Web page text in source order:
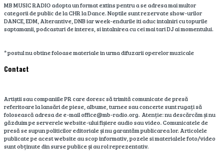
MB MUSIC RADIO adopta un format extins pentru a se adresa mai multor
categorii de public de la CHR la Dance. Noptile sunt rezervate show-urilor
DANCE, EDM, Alterantive, DNB iar week-endurile iti aduc intalniri cu topurile
saptamanii, podcasturi de interes, si intalnirea cu cei mai tari DJ ai momentului.
* postul nu obtine foloase materiale in urma difuzarii operelor muzicale
Contact
Artiștii sau companiile PR care doresc să trimită comunicate de presă
referitoare la lansări de piese, albume, turnee sau concerte sunt rugați să
folosească adresa de e-mail office@mb-radio.org. Atenție: nu descărcăm și nu
găzduim pe serverele website-ului fișiere audio sau video. Comunicatele de
presă se supun politicilor editoriale și nu garantăm publicarea lor. Articolele
publicate pe acest website au scop informativ, pozele si materialele foto/video
sunt obținute din surse publice și au rol reprezentativ.